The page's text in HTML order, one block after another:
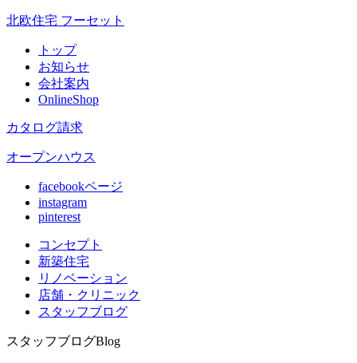
北欧住宅 フーセット
トップ
お知らせ
会社案内
OnlineShop
カタログ請求
オープンハウス
facebookページ
instagram
pinterest
コンセプト
新築住宅
リノベーション
店舗 ・クリニック
スタッフブログ
スタッフブログBlog